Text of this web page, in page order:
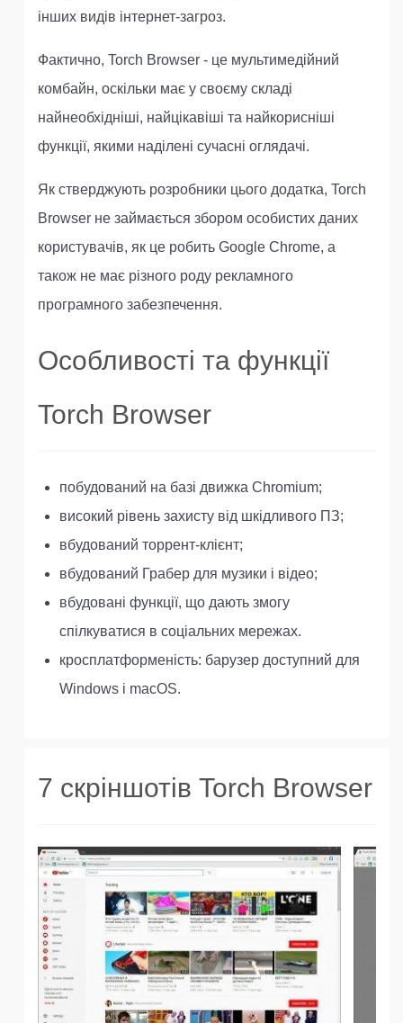
інших видів інтернет-загроз.
Фактично, Torch Browser - це мультимедійний
комбайн, оскільки має у своєму складі
найнеобхідніші, найцікавіші та найкорисніші
функції, якими наділені сучасні оглядачі.
Як стверджують розробники цього додатка, Torch
Browser не займається збором особистих даних
користувачів, як це робить Google Chrome, а
також не має різного роду рекламного
програмного забезпечення.
Особливості та функції
Torch Browser
побудований на базі движка Chromium;
високий рівень захисту від шкідливого ПЗ;
вбудований торрент-клієнт;
вбудований Грабер для музики і відео;
вбудовані функції, що дають змогу
спілкуватися в соціальних мережах.
кросплатформеність: барузер доступний для
Windows і macOS.
7 скріншотів Torch Browser